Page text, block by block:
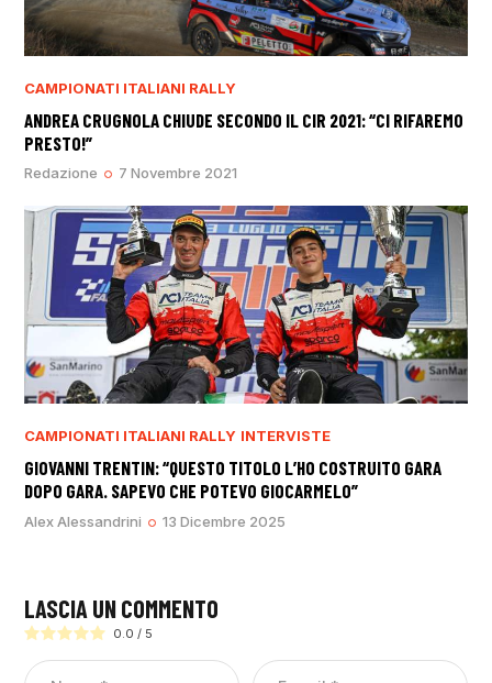
CAMPIONATI ITALIANI RALLY
ANDREA CRUGNOLA CHIUDE SECONDO IL CIR 2021: “CI RIFAREMO
PRESTO!”
Redazione 7 Novembre 2021
CAMPIONATI ITALIANI RALLY INTERVISTE
GIOVANNI TRENTIN: “QUESTO TITOLO L’HO COSTRUITO GARA
DOPO GARA. SAPEVO CHE POTEVO GIOCARMELO”
Alex Alessandrini 13 Dicembre 2025
LASCIA UN COMMENTO
0.0 / 5